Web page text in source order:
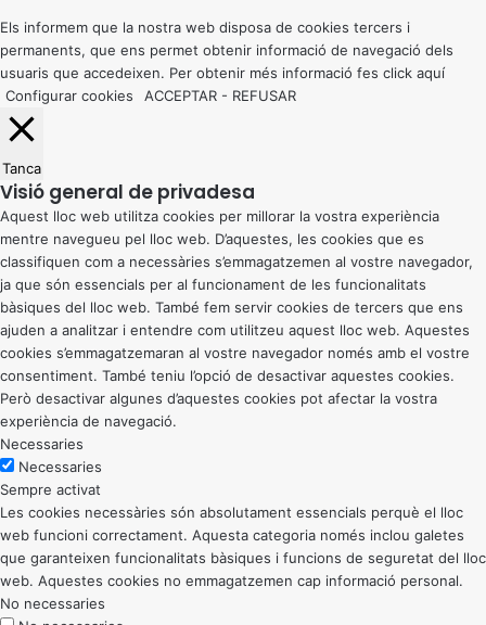
button
Els informem que la nostra web disposa de cookies tercers i
permanents, que ens permet obtenir informació de navegació dels
usuaris que accedeixen. Per obtenir més informació fes click aquí
Configurar cookies
ACCEPTAR - REFUSAR
Tanca
Visió general de privadesa
Aquest lloc web utilitza cookies per millorar la vostra experiència
mentre navegueu pel lloc web. D’aquestes, les cookies que es
classifiquen com a necessàries s’emmagatzemen al vostre navegador,
ja que són essencials per al funcionament de les funcionalitats
bàsiques del lloc web. També fem servir cookies de tercers que ens
ajuden a analitzar i entendre com utilitzeu aquest lloc web. Aquestes
cookies s’emmagatzemaran al vostre navegador només amb el vostre
consentiment. També teniu l’opció de desactivar aquestes cookies.
Però desactivar algunes d’aquestes cookies pot afectar la vostra
experiència de navegació.
Necessaries
Necessaries
Sempre activat
Les cookies necessàries són absolutament essencials perquè el lloc
web funcioni correctament. Aquesta categoria només inclou galetes
que garanteixen funcionalitats bàsiques i funcions de seguretat del lloc
web. Aquestes cookies no emmagatzemen cap informació personal.
No necessaries